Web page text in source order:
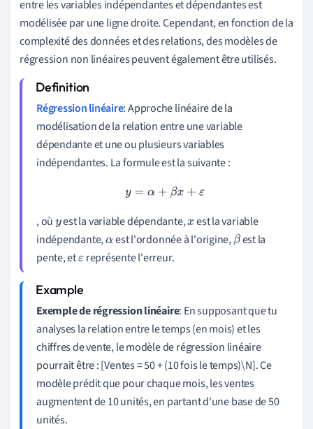
entre les variables indépendantes et dépendantes est
modélisée par une ligne droite. Cependant, en fonction de la
complexité des données et des relations, des modèles de
régression non linéaires peuvent également être utilisés.
Régression linéaire: Approche linéaire de la
modélisation de la relation entre une variable
dépendante et une ou plusieurs variables
indépendantes. La formule est la suivante :
y=α+βx+ε
, oùyest la variable dépendante,x est la variable
indépendante,α est l'ordonnée à l'origine,βest la
pente, etε représente l'erreur.
Exemple de régression linéaire: En supposant que tu
analyses la relation entre le temps (en mois) et les
chiffres de vente, le modèle de régression linéaire
pourrait être : [Ventes = 50 + (10 fois le temps)\N]. Ce
modèle prédit que pour chaque mois, les ventes
augmentent de 10 unités, en partant d'une base de 50
unités.